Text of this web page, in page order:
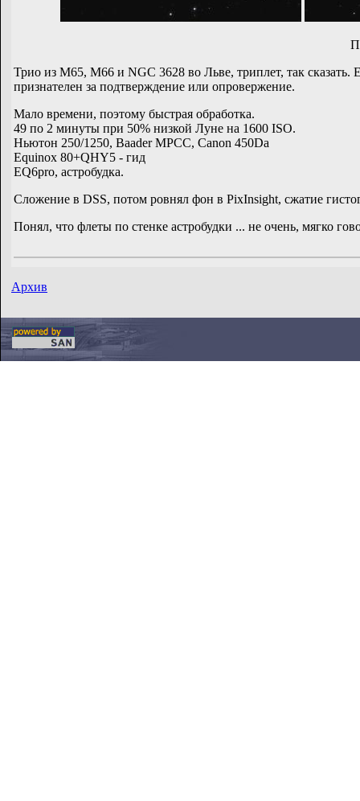
Трио из M65, M66 и NGC 3628 во Льве, триплет, так
признателен за подтверждение или опровержение.
Мало времени, поэтому быстрая обработка.
49 по 2 минуты при 50% низкой Луне на 1600 ISO.
Ньютон 250/1250, Baader MPCC, Canon 450Da
Equinox 80+QHY5 - гид
EQ6pro, астробудка.
Сложение в DSS, потом ровнял фон в PixInsight, сжатие
Понял, что флеты по стенке астробудки ... не очень, мягко
Архив